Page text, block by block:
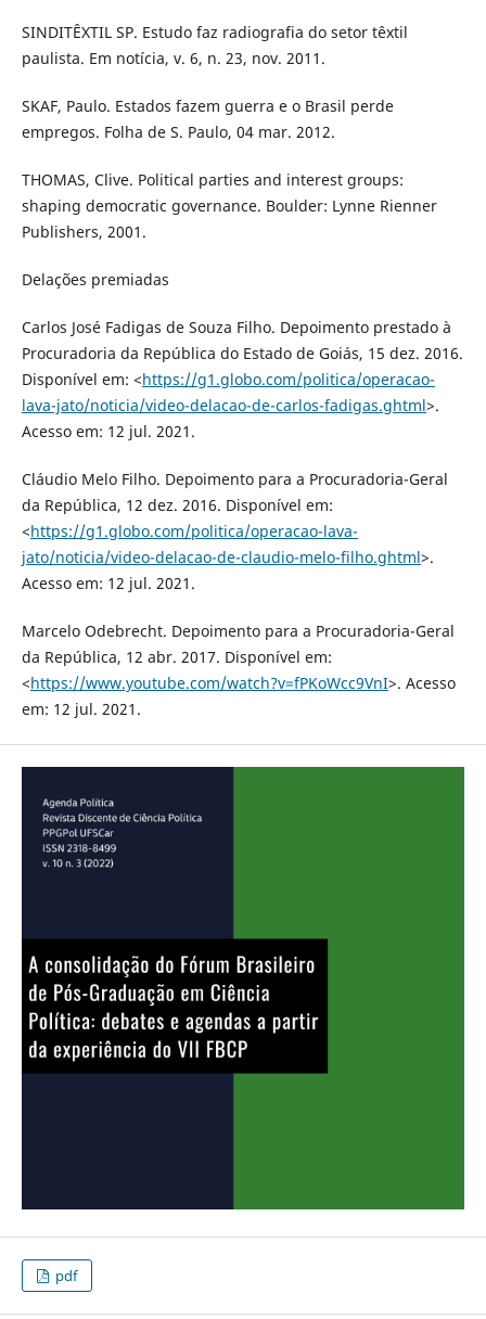
SINDITÊXTIL SP. Estudo faz radiografia do setor têxtil
paulista. Em notícia, v. 6, n. 23, nov. 2011.
SKAF, Paulo. Estados fazem guerra e o Brasil perde
empregos. Folha de S. Paulo, 04 mar. 2012.
THOMAS, Clive. Political parties and interest groups:
shaping democratic governance. Boulder: Lynne Rienner
Publishers, 2001.
Delações premiadas
Carlos José Fadigas de Souza Filho. Depoimento prestado à
Procuradoria da República do Estado de Goiás, 15 dez. 2016.
Disponível em: <https://g1.globo.com/politica/operacao-
lava-jato/noticia/video-delacao-de-carlos-fadigas.ghtml>.
Acesso em: 12 jul. 2021.
Cláudio Melo Filho. Depoimento para a Procuradoria-Geral
da República, 12 dez. 2016. Disponível em:
<https://g1.globo.com/politica/operacao-lava-
jato/noticia/video-delacao-de-claudio-melo-filho.ghtml>.
Acesso em: 12 jul. 2021.
Marcelo Odebrecht. Depoimento para a Procuradoria-Geral
da República, 12 abr. 2017. Disponível em:
<https://www.youtube.com/watch?v=fPKoWcc9VnI>. Acesso
em: 12 jul. 2021.
pdf